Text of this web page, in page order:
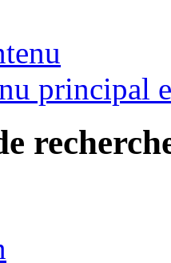
principal